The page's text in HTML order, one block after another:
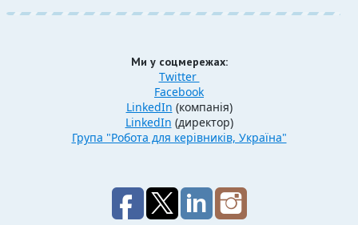
Ми у соцмережах:
Twitter
Facebook
LinkedIn (компанія)
LinkedIn (директор)
Група "Робота для керівників, Україна"